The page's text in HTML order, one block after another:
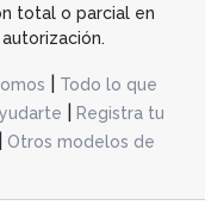
total o parcial en
Todo lo que
Registra tu
Otros modelos de